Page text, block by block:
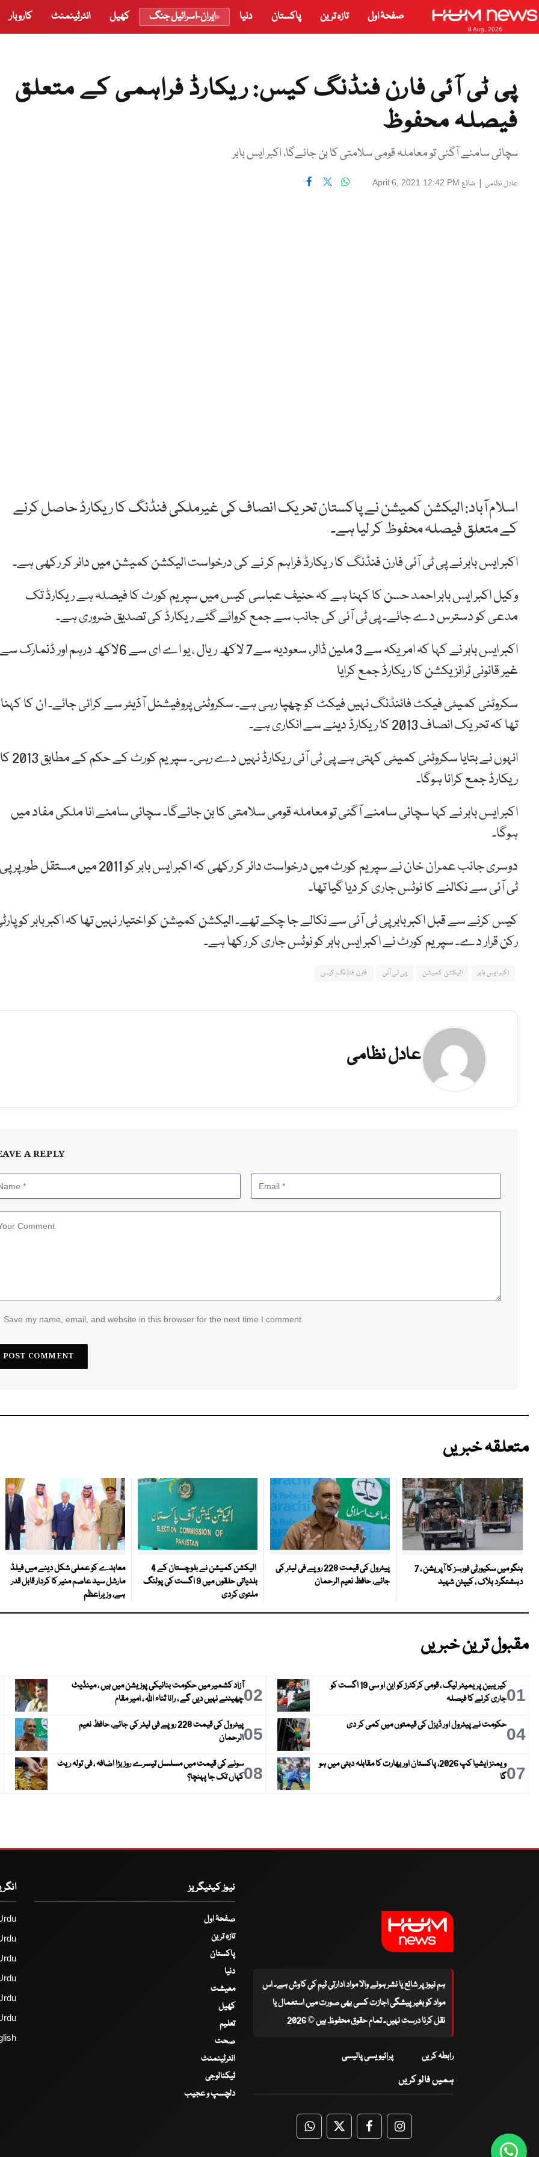
8 Aug, 2026
صفحۂ اول تازہ ترین پاکستان دنیا ایران-اسرائیل جنگ کھیل انٹرٹینمنٹ کاروبار
پی ٹی آئی فارن فنڈنگ کیس: ریکارڈ فراہمی کے متعلق
فیصلہ محفوظ
سچائی سامنے آگئی تو معاملہ قومی سلامتی کا بن جائےگا، اکبر ایس بابر
عادل نظامی | شائع April 6, 2021 12:42 PM
اسلام آباد: الیکشن کمیشن نے پاکستان تحریک انصاف کی غیرملکی فنڈنگ کا ریکارڈ حاصل کرنے
کے متعلق فیصلہ محفوظ کر لیا ہے۔
اکبر ایس بابر نے پی ٹی آئی فارن فنڈنگ کا ریکارڈ فراہم کر نے کی درخواست الیکشن کمیشن میں دائر کر رکھی ہے۔
وکیل اکبر ایس بابر احمد حسن کا کہنا ہے کہ حنیف عباسی کیس میں سپریم کورٹ کا فیصلہ ہے ریکارڈ تک
مدعی کو دسترس دے جائے۔ پی ٹی آئی کی جانب سے جمع کروائے گئے ریکارڈ کی تصدیق ضروری ہے۔
اکبر ایس بابر نے کہا کہ امریکہ سے 3 ملین ڈالر، سعودیہ سے7 لاکھ ریال ، یو اے ای سے 6لاکھ درہم اور ڈنمارک سے
غیر قانونی ٹرانزیکشن کا ریکارڈ جمع کرایا
سکروٹنی کمیٹی فیکٹ فائنڈنگ نہیں فیکٹ کو چھپا رہی ہے۔ سکروٹنی پروفیشنل آڈیٹر سے کرائی جائے۔ ان کا کہنا
تھا کہ تحریک انصاف 2013 کا ریکارڈ دینے سے انکاری ہے۔
انہوں نے بتایا سکروٹنی کمیٹی کہتی ہے پی ٹی آئی ریکارڈ نہیں دے رہی۔ سپریم کورٹ کے حکم کے مطابق 2013 کا
ریکارڈ جمع کرانا ہوگا۔
اکبر ایس بابر نے کہا سچائی سامنے آگئی تو معاملہ قومی سلامتی کا بن جائےگا۔ سچائی سامنے انا ملکی مفاد میں
ہوگا۔
دوسری جانب عمران خان نے سپریم کورٹ میں درخواست دائر کر رکھی کہ اکبر ایس بابر کو 2011 میں مستقل طور پر پی
ٹی آئی سے نکالنے کا نوٹس جاری کر دیا گیا تھا۔
کیس کرنے سے قبل اکبر بابر پی ٹی آئی سے نکالے جا چکے تھے۔ الیکشن کمیشن کو اختیار نہیں تھا کہ اکبر بابر کو
رکن قرار دے۔ سپریم کورٹ نے اکبر ایس بابر کو نوٹس جاری کر رکھا ہے۔
اکبر ایس بابر الیکشن کمیشن پی ٹی آئی فارن فنڈنگ کیس
عادل نظامی
A REPLY
Save my name, email, and website in this browser for the next time I comment.
متعلقہ خبریں
ہنگو میں سکیورٹی فورسز کا آپریشن ، 7
دہشتگرد ہلاک ، کیپٹن شہید
پیٹرول کی قیمت 228 روپے فی لیٹر کی
جائے، حافظ نعیم الرحمان
الیکشن کمیشن نے بلوچستان کے 4
بلدیاتی حلقوں میں 9 اگست کی پولنگ
ملتوی کردی
معاہدے کو عملی شکل دینے میں فیلڈ
مارشل سید عاصم منیر کا کردار قابل قدر
ہے، وزیراعظم
مقبول ترین خبریں
01
کیریبین پریمیئر لیگ ، قومی کرکٹرز کو این او سی 19 اگست کو
جاری کرنے کا فیصلہ
02آزاد کشمیر میں حکومت بنانیکی پوزیشن میں ہیں ، مینڈیٹ
چھیننے نہیں دیں گے ، رانا ثناء اللہ ، امیر مقام
04حکومت نے پیٹرول اور ڈیزل کی قیمتوں میں کمی کر دی 05
پیٹرول کی قیمت 228 روپے فی لیٹر کی جائے، حافظ نعیم
الرحمان
07
ویمنز ایشیا کپ 2026، پاکستان اور بھارت کا مقابلہ دبئی میں ہو
گا
08سونے کی قیمت میں مسلسل تیسرے روز بڑا اضافہ ، فی تولہ ریٹ
کہاں تک جا پہنچا؟
ہم نیوز پر شائع یا نشر ہونے والا مواد ادارتی ٹیم کی کاوش ہے۔ اس
مواد کو بغیر پیشگی اجازت کسی بھی صورت میں استعمال یا
نقل کرنا درست نہیں۔ تمام حقوق محفوظ ہیں © 2026
رابطہ کریں پرائیویسی پالیسی
ہمیں فالو کریں
WhatsApp
TwitterFacebookFacebook
نیوز کیٹیگریز
صفحۂ اول
تازہ ترین
پاکستان
دنیا
معیشت
کھیل
تعلیم
صحت
انٹرٹینمنٹ
ٹیکنالوجی
دلچسپ و عجیب